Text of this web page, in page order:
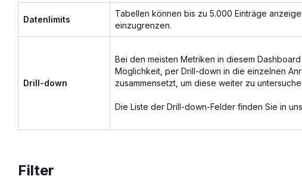
Datenlimits
Tabellen können bis zu 5.000 Einträge
einzugrenzen.
Drill-down
Bei den meisten Metriken in diesem
Möglichkeit, per Drill-down in die einzelnen
zusammensetzt, um diese weiter zu
Die Liste der Drill-down-Felder finden Sie in
Filter